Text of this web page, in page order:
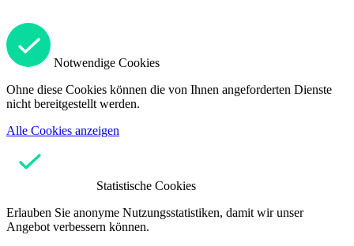
Notwendige Cookies
Ohne diese Cookies können die von Ihnen angeforderten Dienste
nicht bereitgestellt werden.
Alle Cookies anzeigen
Statistische Cookies
Erlauben Sie anonyme Nutzungsstatistiken, damit wir unser
Angebot verbessern können.